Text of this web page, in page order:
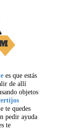
es que estás
de allí
objetos
te quedes
pedir ayuda
te